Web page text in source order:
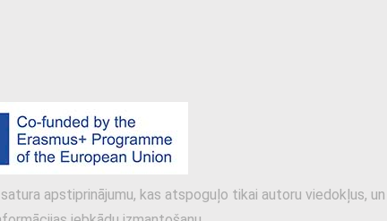
apstiprinājumu, kas atspoguļo tikai autoru viedokļus,